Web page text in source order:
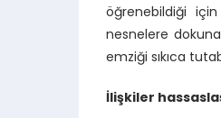
öğrenebildiği için
nesnelere
emziği sıkıca
İlişkiler